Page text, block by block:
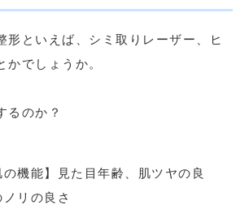
形といえば、シミ取りレーザー、ヒ
かでしょうか。
るのか？
の機能】見た目年齢、肌ツヤの良
リの良さ